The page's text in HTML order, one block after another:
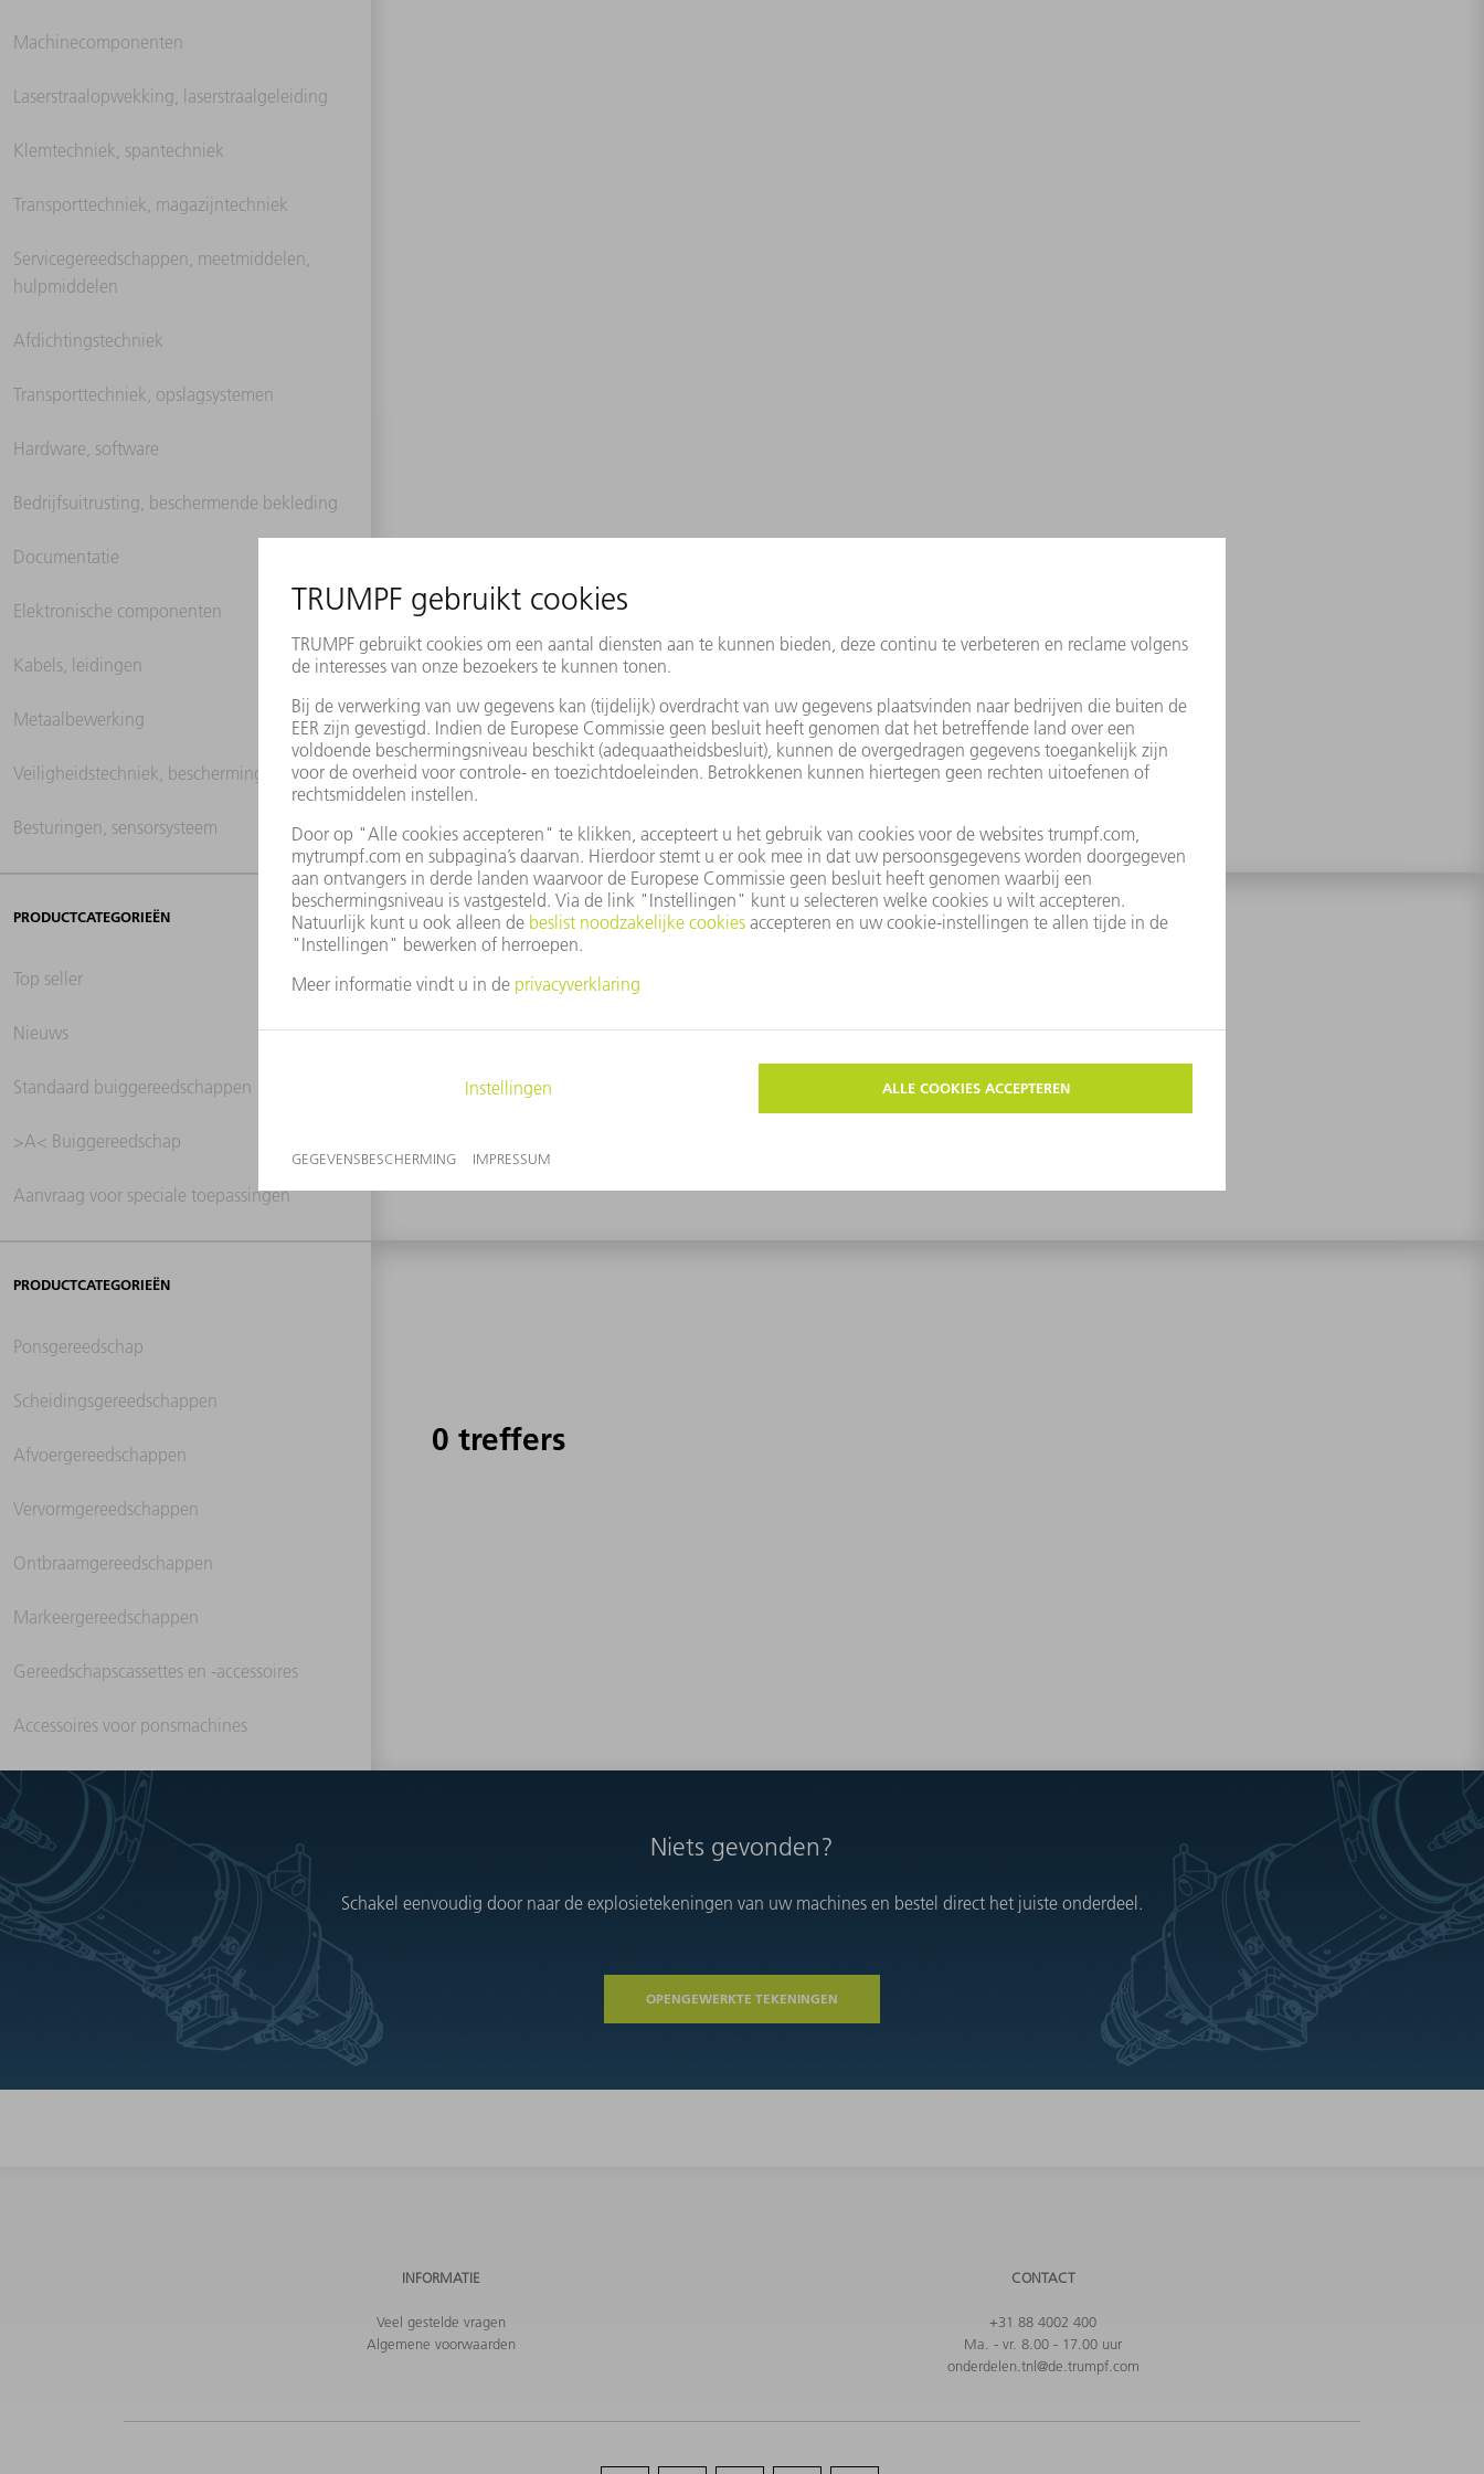
Machinecomponenten
Laserstraalopwekking, laserstraalgeleiding
Klemtechniek, spantechniek
Transporttechniek, magazijntechniek
Servicegereedschappen, meetmiddelen,
hulpmiddelen
Afdichtingstechniek
Transporttechniek, opslagsystemen
Hardware, software
Bedrijfsuitrusting, beschermende bekleding
Documentatie
Elektronische componenten
Kabels, leidingen
Metaalbewerking
Veiligheidstechniek, beschermingstechniek
Besturingen, sensorsysteem
PRODUCTCATEGORIEËN
Top seller
Nieuws
Standaard buiggereedschappen
>A< Buiggereedschap
Aanvraag voor speciale toepassingen
0 treffers
PRODUCTCATEGORIEËN
Ponsgereedschap
Scheidingsgereedschappen
Afvoergereedschappen
Vervormgereedschappen
Ontbraamgereedschappen
Markeergereedschappen
Gereedschapscassettes en -accessoires
Accessoires voor ponsmachines
0 treffers
Niets gevonden?
Schakel eenvoudig door naar de explosietekeningen van uw machines en bestel direct het juiste onderdeel.
OPENGEWERKTE TEKENINGEN
INFORMATIE
Veel gestelde vragen
Algemene voorwaarden
CONTACT
+31 88 4002 400
Ma. - vr. 8.00 - 17.00 uur
onderdelen.tnl@de.trumpf.com